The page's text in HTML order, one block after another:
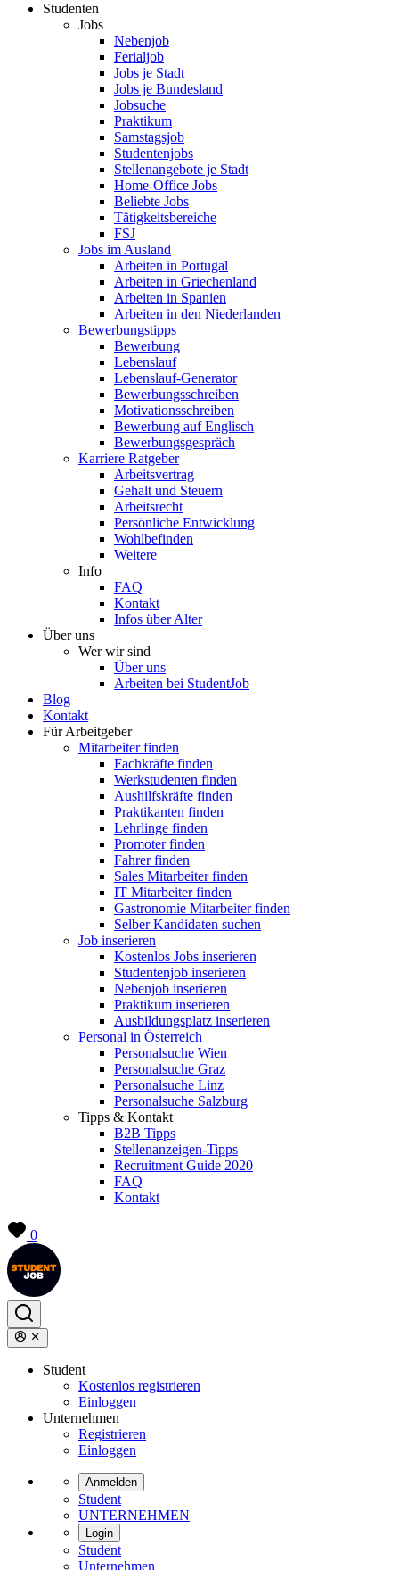
Studenten
Jobs
Nebenjob
Ferialjob
Jobs je Stadt
Jobs je Bundesland
Jobsuche
Praktikum
Samstagsjob
Studentenjobs
Stellenangebote je Stadt
Home-Office Jobs
Beliebte Jobs
Tätigkeitsbereiche
FSJ
Jobs im Ausland
Arbeiten in Portugal
Arbeiten in Griechenland
Arbeiten in Spanien
Arbeiten in den Niederlanden
Bewerbungstipps
Bewerbung
Lebenslauf
Lebenslauf-Generator
Bewerbungsschreiben
Motivationsschreiben
Bewerbung auf Englisch
Bewerbungsgespräch
Karriere Ratgeber
Arbeitsvertrag
Gehalt und Steuern
Arbeitsrecht
Persönliche Entwicklung
Wohlbefinden
Weitere
Info
FAQ
Kontakt
Infos über Alter
Über uns
Wer wir sind
Über uns
Arbeiten bei StudentJob
Blog
Kontakt
Für Arbeitgeber
Mitarbeiter finden
Fachkräfte finden
Werkstudenten finden
Aushilfskräfte finden
Praktikanten finden
Lehrlinge finden
Promoter finden
Fahrer finden
Sales Mitarbeiter finden
IT Mitarbeiter finden
Gastronomie Mitarbeiter finden
Selber Kandidaten suchen
Job inserieren
Kostenlos Jobs inserieren
Studentenjob inserieren
Nebenjob inserieren
Praktikum inserieren
Ausbildungsplatz inserieren
Personal in Österreich
Personalsuche Wien
Personalsuche Graz
Personalsuche Linz
Personalsuche Salzburg
Tipps & Kontakt
B2B Tipps
Stellenanzeigen-Tipps
Recruitment Guide 2020
FAQ
Kontakt
0
Student
Kostenlos registrieren
Einloggen
Unternehmen
Registrieren
Einloggen
Anmelden
Student
UNTERNEHMEN
Login
Student
Unternehmen